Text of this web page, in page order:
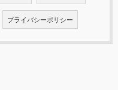
プライバシーポリシー